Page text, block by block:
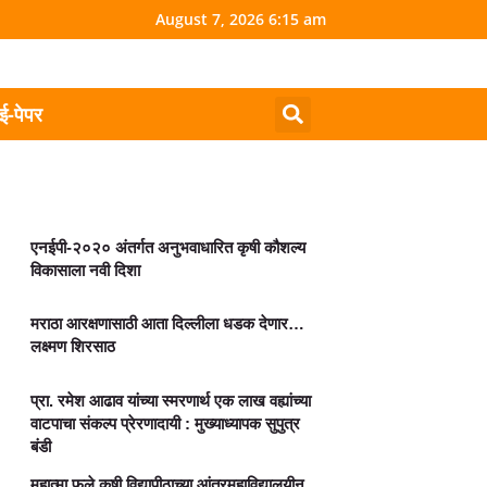
August 7, 2026 6:15 am
पेपर
एनईपी-२०२० अंतर्गत अनुभवाधारित कृषी कौशल्य
विकासाला नवी दिशा
मराठा आरक्षणासाठी आता दिल्लीला धडक देणार…
लक्ष्मण शिरसाठ
प्रा. रमेश आढाव यांच्या स्मरणार्थ एक लाख वह्यांच्या
वाटपाचा संकल्प प्रेरणादायी : मुख्याध्यापक सुपुत्र
बंडी